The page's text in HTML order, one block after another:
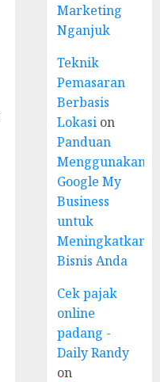
Marketing
Nganjuk
Teknik
Pemasaran
Berbasis
Lokasi on
Panduan
Menggunakan
Google My
Business
untuk
Meningkatkan
Bisnis Anda
Cek pajak
online
padang -
Daily Randy
on